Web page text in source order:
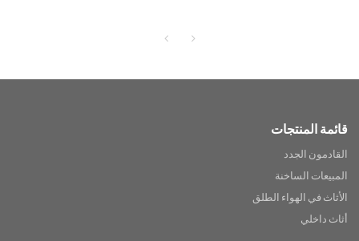
قائمة المنتجات
القادمون الجدد
المبيعات الساخنة
الأثاث في الهواء الطلق
أثاث داخلي